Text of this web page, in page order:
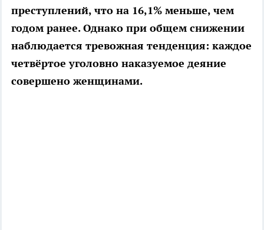
преступлений, что на 16,1% меньше, чем
годом ранее. Однако при общем снижении
наблюдается тревожная тенденция: каждое
четвёртое уголовно наказуемое деяние
совершено женщинами.